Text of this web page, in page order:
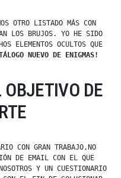
OTRO LISTADO MÁS CON
LOS BRUJOS. YO HE SIDO
ELEMENTOS OCULTOS QUE
NUEVO DE ENIGMAS!
OBJETIVO DE
CON GRAN TRABAJO,NO
DE EMAIL CON EL QUE
Y UN CUESTIONARIO